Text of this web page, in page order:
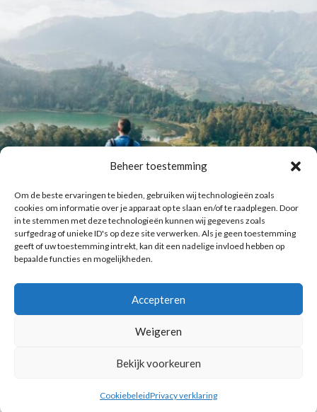
Beheer toestemming
Om de beste ervaringen te bieden, gebruiken wij technologieën zoals
cookies om informatie over je apparaat op te slaan en/of te raadplegen. Door
in te stemmen met deze technologieën kunnen wij gegevens zoals
surfgedrag of unieke ID's op deze site verwerken. Als je geen toestemming
geeft of uw toestemming intrekt, kan dit een nadelige invloed hebben op
bepaalde functies en mogelijkheden.
Accepteren
Weigeren
Bekijk voorkeuren
CookiebeleidPrivacy verklaring
Laat meer posts zien Volg me op Instagram
Copyright © 2016 Reismuts.nl - All rights reserved - Powered by